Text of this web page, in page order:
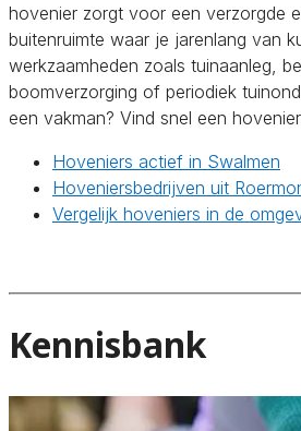
hovenier zorgt voor een verzorgde
buitenruimte waar je jarenlang van
werkzaamheden zoals tuinaanleg,
boomverzorging of periodiek
een vakman? Vind snel een
Hoveniers actief in Swalmen
Hoveniersbedrijven uit
Vergelijk hoveniers in de
Kennisbank